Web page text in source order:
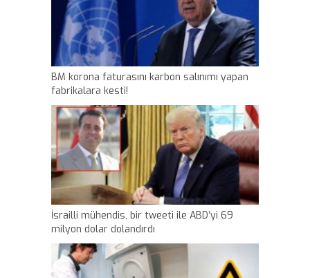
BM korona faturasını karbon salınımı yapan
fabrikalara kesti!
İsrailli mühendis, bir tweeti ile ABD’yi 69
milyon dolar dolandırdı